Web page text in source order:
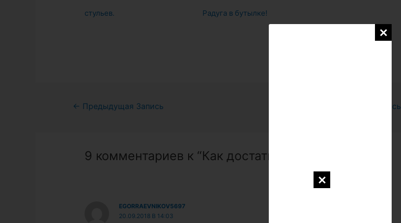
стульев. Радуга в бутылке!
Навигация
← Предыдущая Запись Следующая Запись
9 комментариев к “Как достать соседа!”
EGORRAEVNIKOV5697
20.09.2018 В 14:03